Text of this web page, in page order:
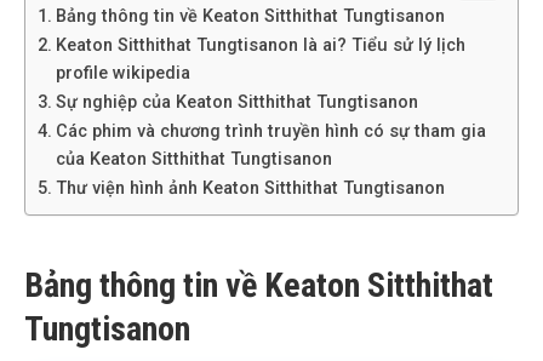
Bảng thông tin về Keaton Sitthithat Tungtisanon
Keaton Sitthithat Tungtisanon là ai? Tiểu sử lý lịch
profile wikipedia
Sự nghiệp của Keaton Sitthithat Tungtisanon
Các phim và chương trình truyền hình có sự tham gia
của Keaton Sitthithat Tungtisanon
Thư viện hình ảnh Keaton Sitthithat Tungtisanon
Bảng thông tin về Keaton Sitthithat
Tungtisanon